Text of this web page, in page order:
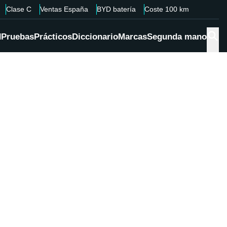
Clase C Ventas España BYD batería Coste 100 km
PruebasPrácticosDiccionarioMarcasSegunda mano